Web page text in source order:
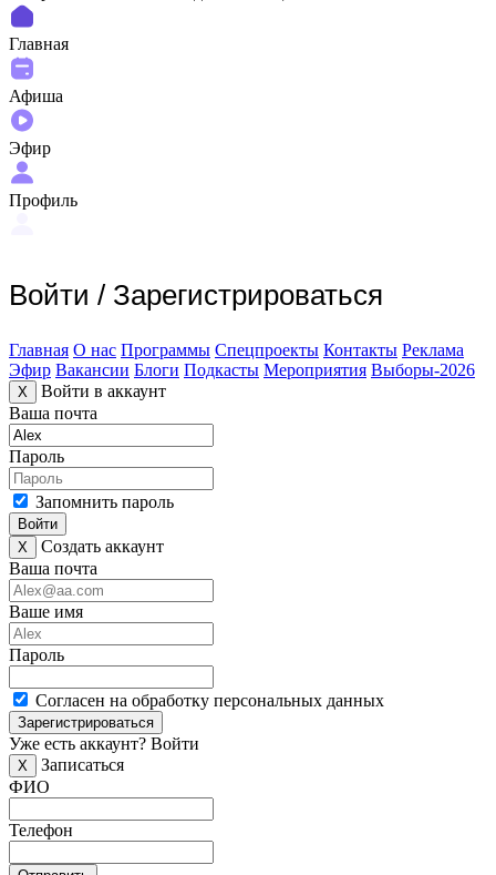
Главная
Афиша
Эфир
Профиль
Войти / Зарегистрироваться
Главная О нас Программы Спецпроекты Контакты Реклама
Эфир Вакансии Блоги Подкасты Мероприятия Выборы-2026
X
Войти в аккаунт
Ваша почта
Пароль
Запомнить пароль
Войти
X
Создать аккаунт
Ваша почта
Ваше имя
Пароль
Согласен на обработку персональных данных
Зарегистрироваться
Уже есть аккаунт? Войти
X
Записаться
ФИО
Телефон